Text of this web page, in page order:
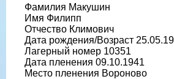
Фамилия Макушин
Имя Филипп
Отчество Климович
Дата рождения/Возраст
Лагерный номер 10351
Дата пленения 09.10.1941
Место пленения Вороново